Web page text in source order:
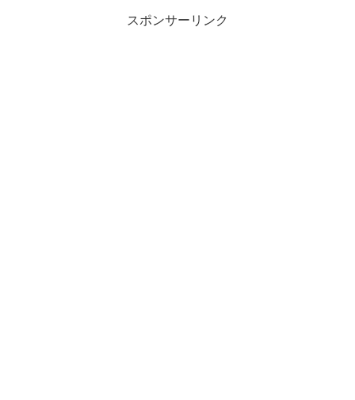
スポンサーリンク